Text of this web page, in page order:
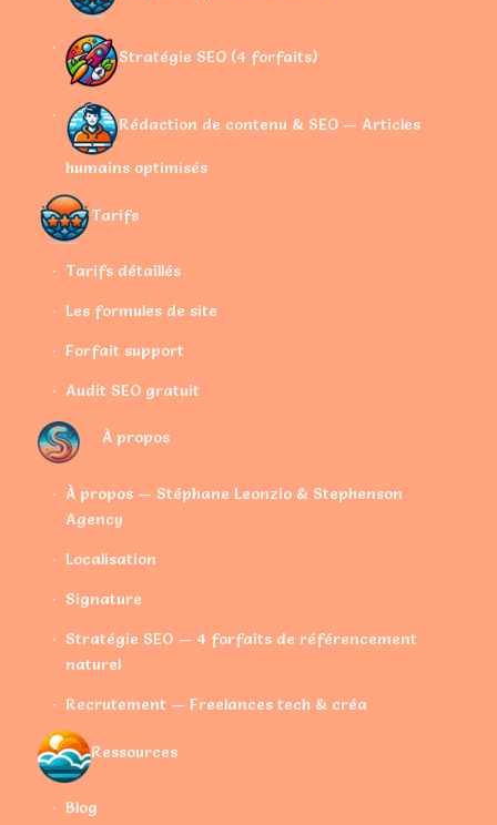
Stratégie SEO (4 forfaits)
Rédaction de contenu & SEO — Articles
humains optimisés
Tarifs
Tarifs détaillés
Les formules de site
Forfait support
Audit SEO gratuit
À propos
À propos — Stéphane Leonzio & Stephenson
Agency
Localisation
Signature
Stratégie SEO — 4 forfaits de référencement
naturel
Recrutement — Freelances tech & créa
Ressources
Blog